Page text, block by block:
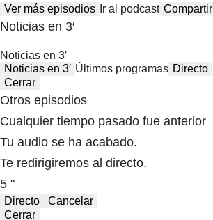
Ver más episodios Ir al podcast Compartir
Noticias en 3′
Noticias en 3′
Noticias en 3′ Últimos programas Directo
Cerrar
Otros episodios
Cualquier tiempo pasado fue anterior
Tu audio se ha acabado.
Te redirigiremos al directo.
5 "
Directo
Cancelar
Cerrar